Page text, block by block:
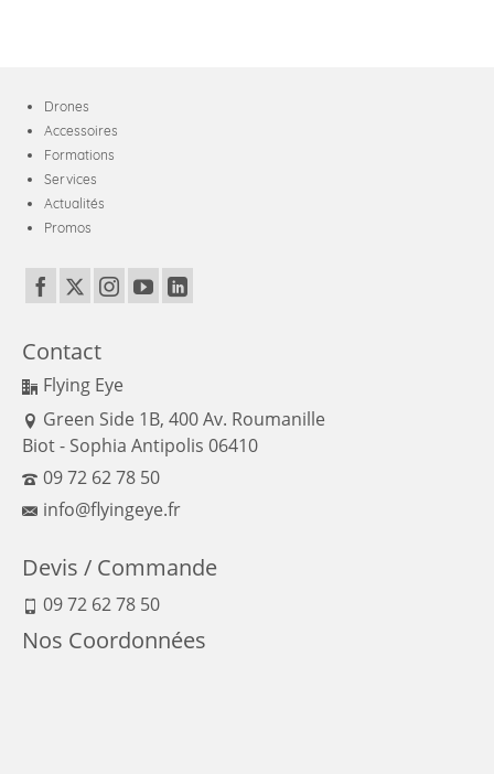
Drones
Accessoires
Formations
Services
Actualités
Promos
Contact
Flying Eye
Green Side 1B, 400 Av. Roumanille
Biot - Sophia Antipolis 06410
09 72 62 78 50
info@flyingeye.fr
Devis / Commande
09 72 62 78 50
Nos Coordonnées